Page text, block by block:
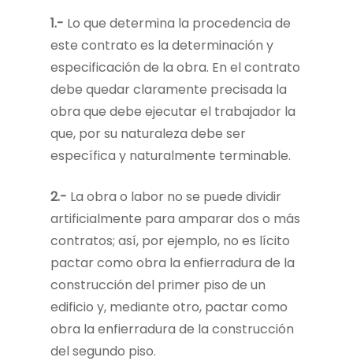
1.- Lo que determina la procedencia de
este contrato es la determinación y
especificación de la obra. En el contrato
debe quedar claramente precisada la
obra que debe ejecutar el trabajador la
que, por su naturaleza debe ser
específica y naturalmente terminable.
2.- La obra o labor no se puede dividir
artificialmente para amparar dos o más
contratos; así, por ejemplo, no es lícito
pactar como obra la enfierradura de la
construcción del primer piso de un
edificio y, mediante otro, pactar como
obra la enfierradura de la construcción
del segundo piso.